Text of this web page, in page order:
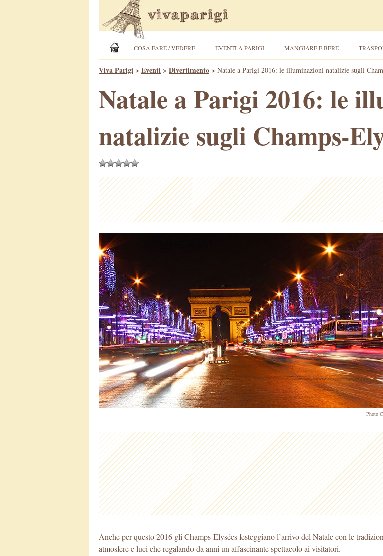
COSA FARE / VEDERE EVENTI A PARIGI MANGIARE E BERE
Viva Parigi > Eventi > Divertimento > Natale a Parigi 2016: le illuminazioni natalizie sugli
Natale a Parigi 2016: le
natalizie sugli Champs-
Photo
Anche per questo 2016 gli Champs-Elysées festeggiano l’arrivo del Natale con le
atmosfere e luci che regalando da anni un affascinante spettacolo ai visitatori.